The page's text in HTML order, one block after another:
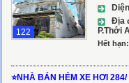
122
Địa
P.Thới
Hết hạn:
⭐️NHÀ BÁN HẺM XE HƠI